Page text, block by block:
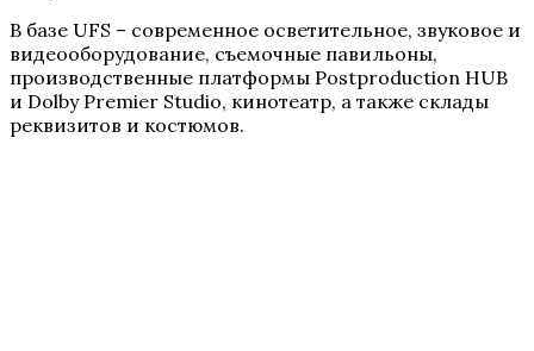
В базе UFS – современное осветительное, звуковое и
видеооборудование, съемочные павильоны,
производственные платформы Postproduction HUB
и Dolby Premier Studio, кинотеатр, а также склады
реквизитов и костюмов.